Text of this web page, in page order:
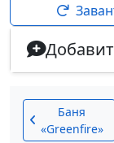
Баня
«Greenfire»